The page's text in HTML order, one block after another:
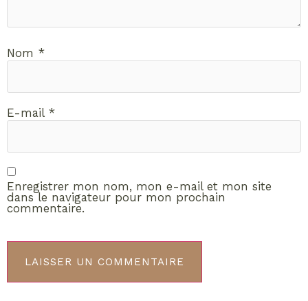
Nom *
E-mail *
Enregistrer mon nom, mon e-mail et mon site
dans le navigateur pour mon prochain
commentaire.